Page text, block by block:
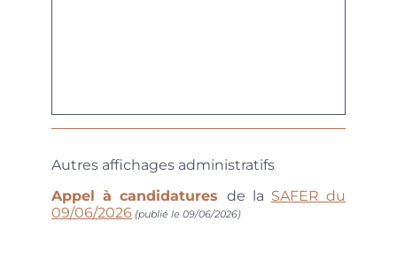
Autres affichages administratifs
Appel à candidatures de la SAFER du
09/06/2026 (publié le 09/06/2026)